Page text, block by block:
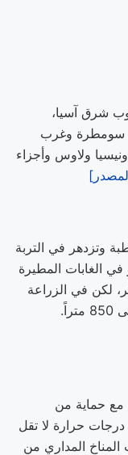
شرق آسيا،
سومطرة وغرب
ولاوس وأجزاء
وتزدهر في التربة
في الغابات المطيرة
على ارتفاعات تقل عن 300 متر، لكن في الزراعة
مع حماية من
حرارة لا تقل
المناخ المداري من